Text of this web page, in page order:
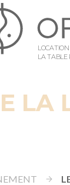
LA TABLE
LA